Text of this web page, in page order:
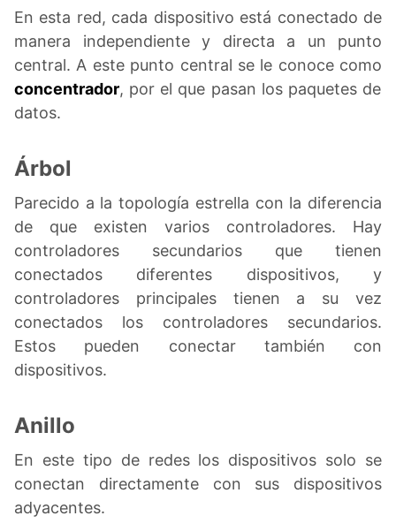
En esta red, cada dispositivo está conectado de
manera independiente y directa a un punto
central. A este punto central se le conoce como
concentrador, por el que pasan los paquetes de
datos.
Árbol
Parecido a la topología estrella con la diferencia
de que existen varios controladores. Hay
controladores secundarios que tienen
conectados diferentes dispositivos, y
controladores principales tienen a su vez
conectados los controladores secundarios.
Estos pueden conectar también con
dispositivos.
Anillo
En este tipo de redes los dispositivos solo se
conectan directamente con sus dispositivos
adyacentes.